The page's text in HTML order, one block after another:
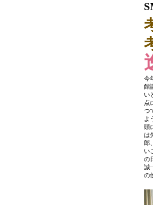
今
館
い
点
つ
よ
頭
は
郎
い
の
誠
の